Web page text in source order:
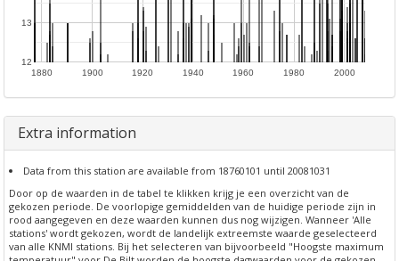
1880 1900 1920 1940 1960 1980 2000
12
13
Extra information
Data from this station are available from 18760101 until 20081031
Door op de waarden in de tabel te klikken krijg je een overzicht van de
gekozen periode. De voorlopige gemiddelden van de huidige periode zijn in
rood aangegeven en deze waarden kunnen dus nog wijzigen. Wanneer 'Alle
stations' wordt gekozen, wordt de landelijk extreemste waarde geselecteerd
van alle KNMI stations. Bij het selecteren van bijvoorbeeld "Hoogste maximum